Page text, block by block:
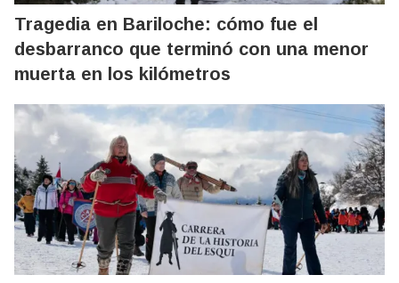
Tragedia en Bariloche: cómo fue el
desbarranco que terminó con una menor
muerta en los kilómetros